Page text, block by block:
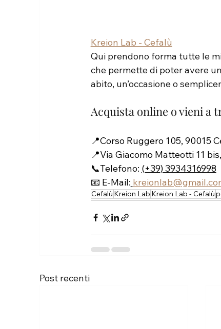
Kreion Lab - Cefalù
Qui prendono forma tutte le
che permette di poter avere
abito, un’occasione o
Acquista online o vieni a
📍Corso Ruggero 105, 90015
📍Via Giacomo Matteotti 11
📞Telefono: (+39) 3934316998
📧 E-Mail:
Cefalù Kreion Lab Kreion Lab - Cefalù
Post recenti